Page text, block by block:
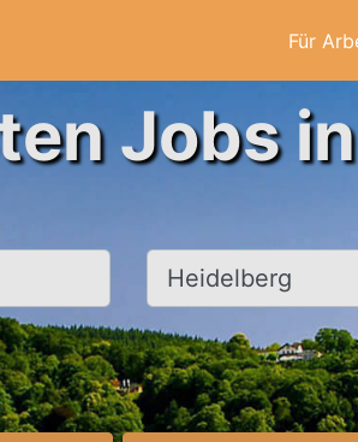
Für
Jobs
Ort, Stadt